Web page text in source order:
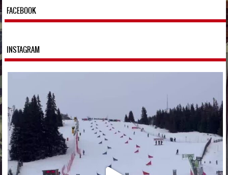
FACEBOOK
INSTAGRAM